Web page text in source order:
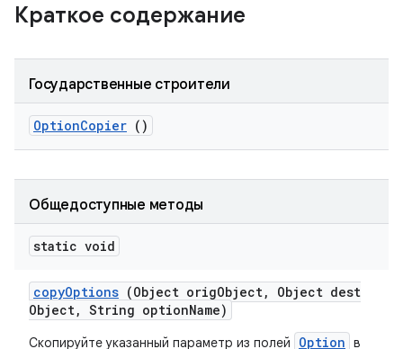
Краткое содержание
Государственные строители
OptionCopier ()
Общедоступные методы
static void
copyOptions (Object origObject,
Object dest
Object, String optionName)
Скопируйте указанный параметр из полей Option в